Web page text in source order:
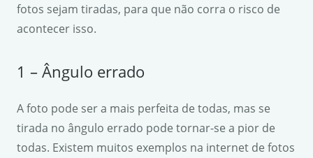
fotos sejam tiradas, para que não corra o risco de
acontecer isso.
1 – Ângulo errado
A foto pode ser a mais perfeita de todas, mas se
tirada no ângulo errado pode tornar-se a pior de
todas. Existem muitos exemplos na internet de fotos